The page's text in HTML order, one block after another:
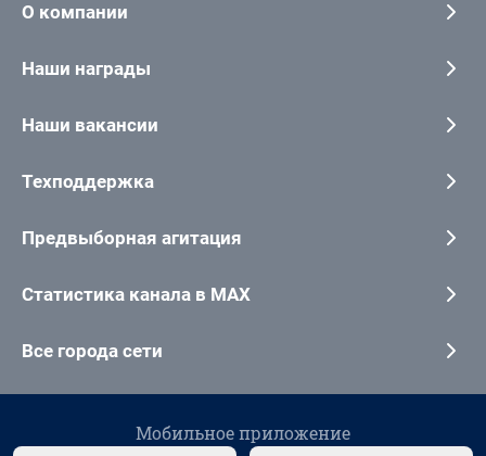
О компании
Наши награды
Наши вакансии
Техподдержка
Предвыборная агитация
Статистика канала в MAX
Все города сети
Мобильное приложение